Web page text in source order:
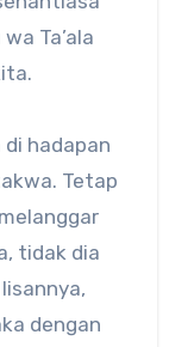
Ta’ala
hadapan
Tetap
tidak dia
dengan